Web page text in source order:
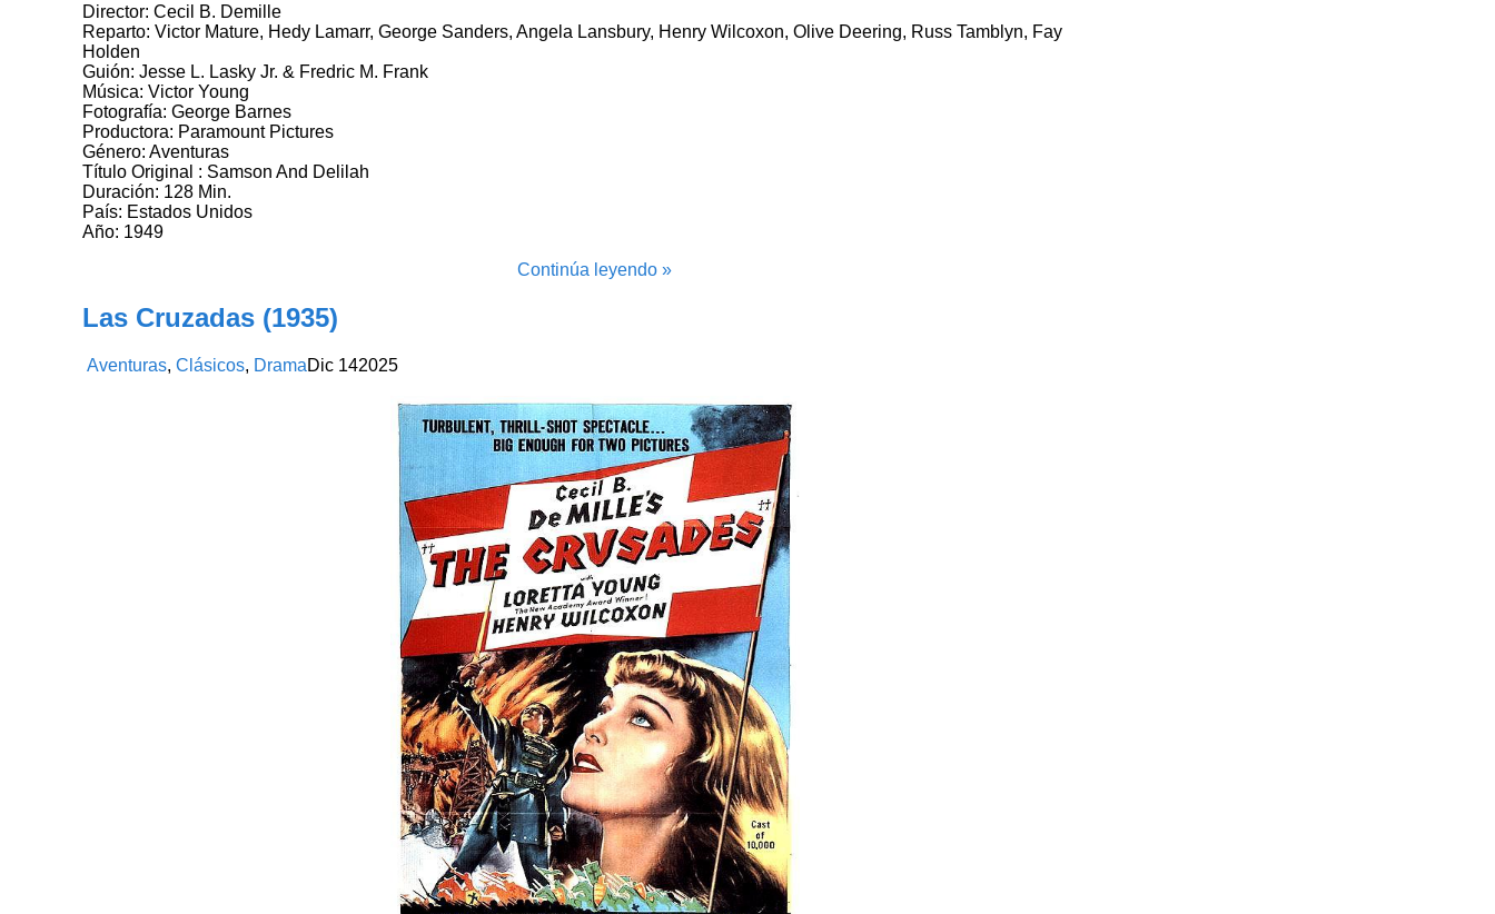
Director: Cecil B. Demille
Reparto: Victor Mature, Hedy Lamarr, George Sanders, Angela Lansbury, Henry Wilcoxon, Olive Deering, Russ Tamblyn, Fay
Holden
Guión: Jesse L. Lasky Jr. & Fredric M. Frank
Música: Victor Young
Fotografía: George Barnes
Productora: Paramount Pictures
Género: Aventuras
Título Original : Samson And Delilah
Duración: 128 Min.
País: Estados Unidos
Año: 1949
Continúa leyendo »
Las Cruzadas (1935)
Aventuras,Clásicos, DramaDic 142025